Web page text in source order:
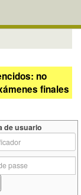
no
finales
de usuario